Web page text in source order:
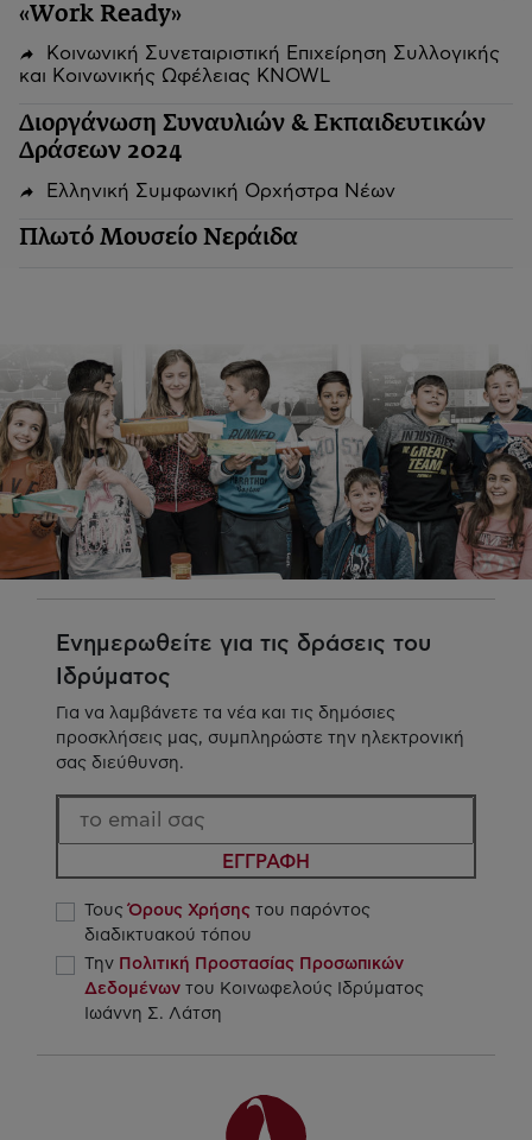
«Work Ready»
Κοινωνική Συνεταιριστική Επιχείρηση Συλλογικής
και Κοινωνικής Ωφέλειας KNOWL
Διοργάνωση Συναυλιών & Εκπαιδευτικών
Δράσεων 2024
Ελληνική Συμφωνική Ορχήστρα Νέων
Πλωτό Μουσείο Νεράιδα
Ενημερωθείτε για τις δράσεις του
Ιδρύματος
Για να λαμβάνετε τα νέα και τις δημόσιες
προσκλήσεις μας, συμπληρώστε την ηλεκτρονική
σας διεύθυνση.
ΕΓΓΡΑΦΗ
ΤουςΌρους Χρήσης του παρόντος
διαδικτυακού τόπου
Την Πολιτική Προστασίας Προσωπικών
Δεδομένων του Κοινωφελούς Ιδρύματος
Ιωάννη Σ. Λάτση